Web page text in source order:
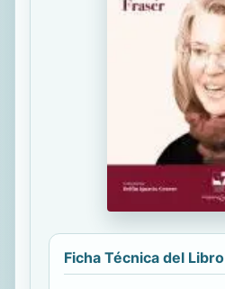
Ficha Técnica del Libro